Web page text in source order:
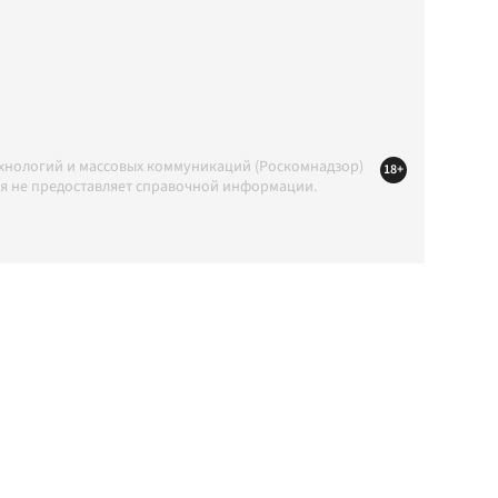
и массовых коммуникаций (Роскомнадзор)
не предоставляет справочной информации.
18+